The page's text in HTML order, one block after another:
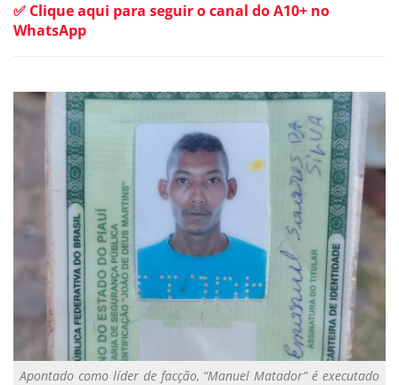
✅ Clique aqui para seguir o canal do A10+ no
WhatsApp
Apontado como líder de facção, “Manuel Matador” é executado